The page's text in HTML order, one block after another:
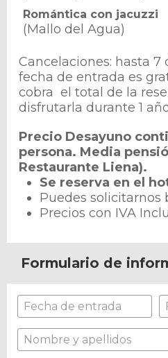
Romántica con jacuzzi
(Mallo del Agua)
Cancelaciones: hasta 7
fecha de entrada es
cobra el total de la
disfrutarla durante 1
Precio Desayuno
persona. Media
Restaurante Liena).
Se reserva en el
Puedes solicitarnos
Precios con IVA
Formulario de